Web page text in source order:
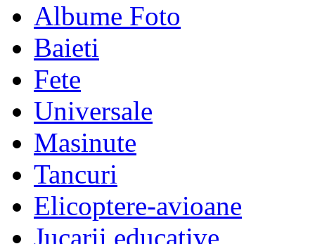
Albume Foto
Baieti
Fete
Universale
Masinute
Tancuri
Elicoptere-avioane
Jucarii educative